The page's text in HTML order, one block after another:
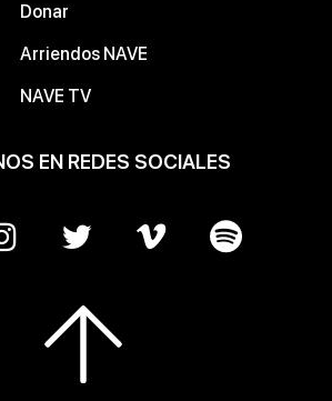
Donar
Arriendos NAVE
NAVE TV
EN REDES SOCIALES